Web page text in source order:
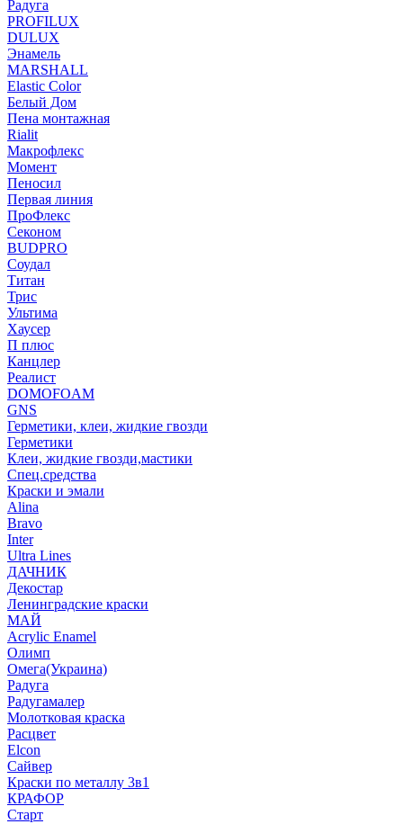
Радуга
PROFILUX
DULUX
Энамель
MARSHALL
Elastic Color
Белый Дом
Пена монтажная
Rialit
Макрофлекс
Момент
Пеносил
Первая линия
ПроФлекс
Секоном
BUDPRO
Соудал
Титан
Трис
Ультима
Хаусер
П плюс
Канцлер
Реалист
DOMOFOAM
GNS
Герметики, клеи, жидкие гвозди
Герметики
Клеи, жидкие гвозди,мастики
Спец.средства
Краски и эмали
Alina
Bravo
Inter
Ultra Lines
ДАЧНИК
Декостар
Ленинградские краски
МАЙ
Acrylic Enamel
Олимп
Омега(Украина)
Радуга
Радугамалер
Молотковая краска
Расцвет
Elcon
Сайвер
Краски по металлу 3в1
КРАФОР
Старт